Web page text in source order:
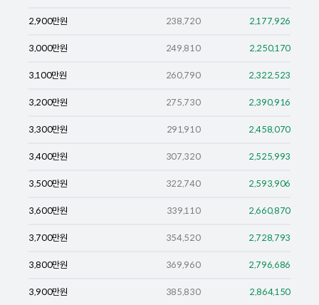
2,900만원 238,720 2,177,926
3,000만원 249,810 2,250,170
3,100만원 260,790 2,322,523
3,200만원 275,730 2,390,916
3,300만원 291,910 2,458,070
3,400만원 307,320 2,525,993
3,500만원 322,740 2,593,906
3,600만원 339,110 2,660,870
3,700만원 354,520 2,728,793
3,800만원 369,960 2,796,686
3,900만원 385,830 2,864,150